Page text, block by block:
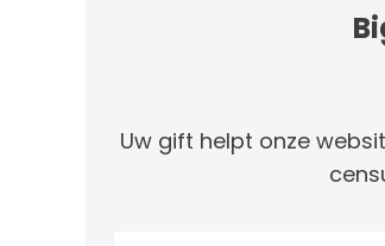
Uw gift helpt onze